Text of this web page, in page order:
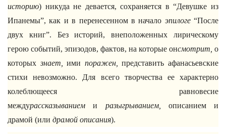
историю) никуда не девается, сохраняется в “Девушке из
Ипанемы”, как и в перенесенном в начало эпилоге“После
двух книг”. Без историй, внеположенных лирическому
герою событий, эпизодов, фактов, на которые онсмотрит, о
которых знает, ими поражен,
представить афанасьевские
стихи невозможно. Для всего творчества ее характерно
колеблющееся равновесие
междурассказыванием и разыгрыванием,
описанием и
драмой (или драмой описания).